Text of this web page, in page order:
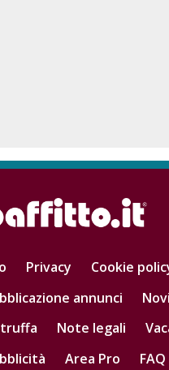
Privacy
Cookie
annunci
Note legali
Area Pro FAQ